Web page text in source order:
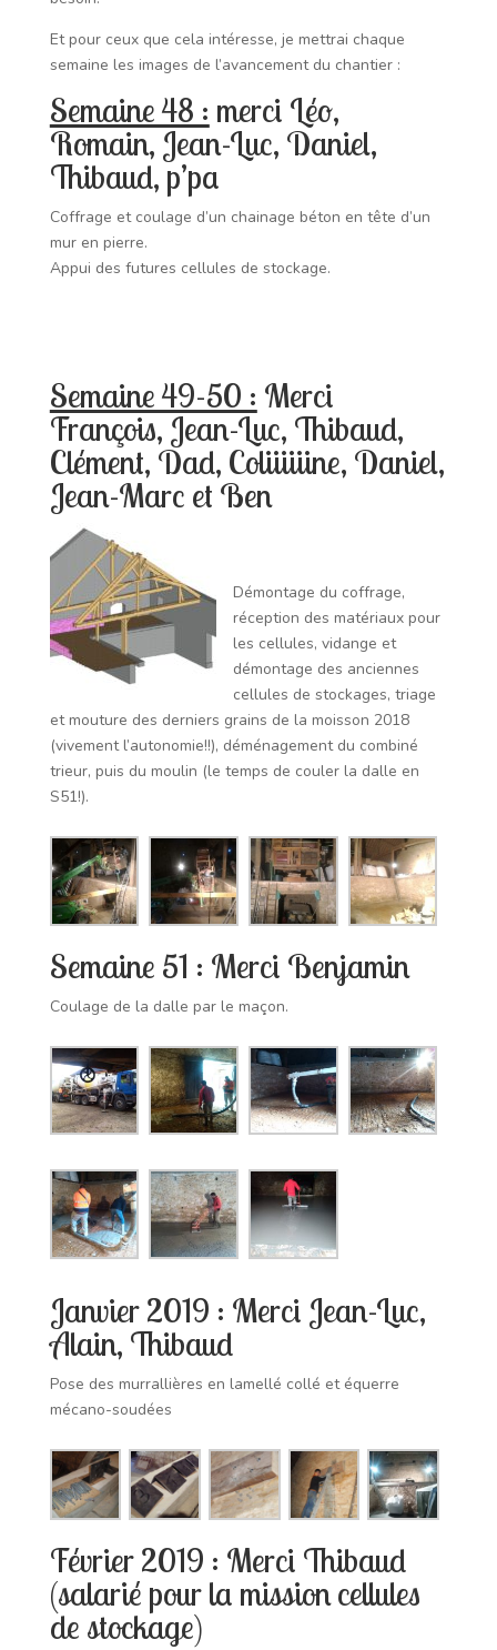
Et pour ceux que cela intéresse, je mettrai chaque
semaine les images de l’avancement du chantier :
Semaine 48 : merci Léo,
Romain, Jean-Luc, Daniel,
Thibaud, p’pa
Coffrage et coulage d’un chainage béton en tête d’un
mur en pierre.
Appui des futures cellules de stockage.
Semaine 49-50 : Merci
François, Jean-Luc, Thibaud,
Clément, Dad, Coliiiiiine, Daniel,
Jean-Marc et Ben
Démontage du coffrage,
réception des matériaux pour
les cellules, vidange et
démontage des anciennes
cellules de stockages, triage
et mouture des derniers grains de la moisson 2018
(vivement l’autonomie!!), déménagement du combiné
trieur, puis du moulin (le temps de couler la dalle en
S51!).
Semaine 51 : Merci Benjamin
Coulage de la dalle par le maçon.
Janvier 2019 : Merci Jean-Luc,
Alain, Thibaud
Pose des murrallières en lamellé collé et équerre
mécano-soudées
Février 2019 : Merci Thibaud
(salarié pour la mission cellules
de stockage)